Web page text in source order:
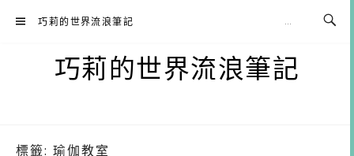
巧莉的世界流浪筆記
巧莉的世界流浪筆記
標籤: 瑜伽教室